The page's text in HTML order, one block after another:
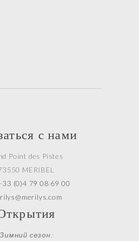
с нами
Point des Pistes
MERIBEL
(0)4 79 08 69 00
Зимний сезон: